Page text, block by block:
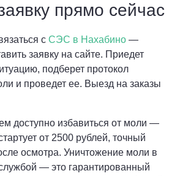
прямо сейчас
с СЭС в Нахабино —
заявку на сайте. Приедет
подберет протокол
и проведет ее. Выезд на заказы
доступно избавиться от моли —
от 2500 рублей, точный
осмотра. Уничтожение моли в
— это гарантированный